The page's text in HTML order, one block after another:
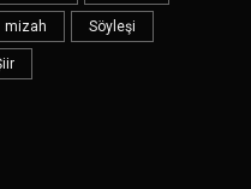
mizah Söyleşi